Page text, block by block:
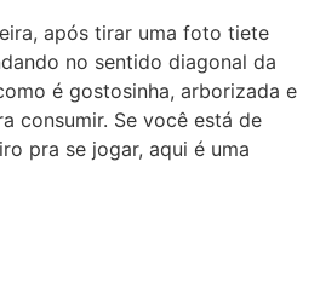
após tirar uma foto tiete
no sentido diagonal da
é gostosinha, arborizada e
consumir. Se você está de
pra se jogar, aqui é uma